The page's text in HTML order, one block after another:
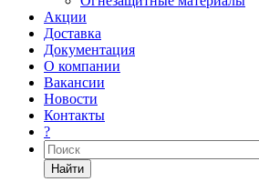
Акции
Доставка
Документация
О компании
Вакансии
Новости
Контакты
?
Найти